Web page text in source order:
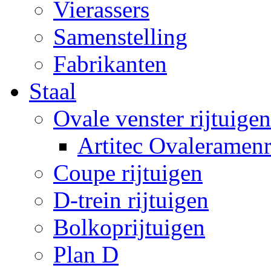
Vierassers
Samenstelling
Fabrikanten
Staal
Ovale venster rijtuigen
Artitec
Coupe rijtuigen
D-trein rijtuigen
Bolkoprijtuigen
Plan D